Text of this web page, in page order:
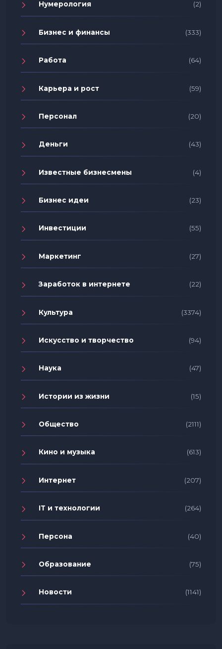
Нумерология (2)
Бизнес и финансы (333)
Работа (64)
Карьера и рост (59)
Персонал (20)
Деньги (43)
Известные бизнесмены (4)
Бизнес идеи (23)
Инвестиции (55)
Маркетинг (27)
Заработок в интернете (22)
Культура (3374)
Искусство и творчество (94)
Наука (47)
Истории из жизни (15)
Общество (2111)
Кино и музыка (613)
Интернет (207)
IT и технологии (264)
Персона (40)
Образование (75)
Новости (1141)